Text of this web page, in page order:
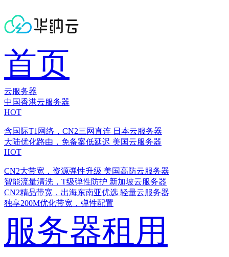
首页
云服务器
中国香港云服务器
HOT
含国际T1网络，CN2三网直连 日本云服务器
大陆优化路由，免备案低延迟 美国云服务器
HOT
CN2大带宽，资源弹性升级 美国高防云服务器
智能流量清洗，T级弹性防护 新加坡云服务器
CN2精品带宽，出海东南亚优选 轻量云服务器
独享200M优化带宽，弹性配置
服务器租用